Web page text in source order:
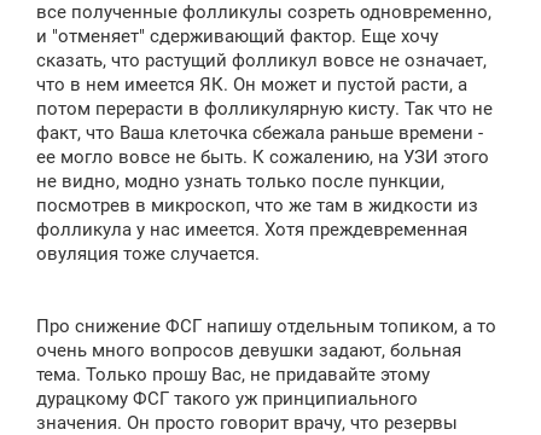
все полученные фолликулы созреть одновременно,
и "отменяет" сдерживающий фактор. Еще хочу
сказать, что растущий фолликул вовсе не означает,
что в нем имеется ЯК. Он может и пустой расти, а
потом перерасти в фолликулярную кисту. Так что не
факт, что Ваша клеточка сбежала раньше времени -
ее могло вовсе не быть. К сожалению, на УЗИ этого
не видно, модно узнать только после пункции,
посмотрев в микроскоп, что же там в жидкости из
фолликула у нас имеется. Хотя преждевременная
овуляция тоже случается.
Про снижение ФСГ напишу отдельным топиком, а то
очень много вопросов девушки задают, больная
тема. Только прошу Вас, не придавайте этому
дурацкому ФСГ такого уж принципиального
значения. Он просто говорит врачу, что резервы